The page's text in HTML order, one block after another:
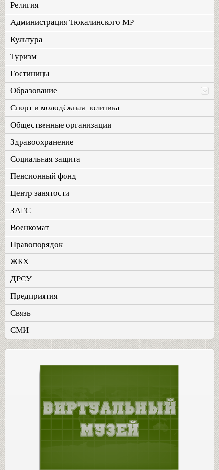
Религия
Администрация Тюкалинского МР
Культура
Туризм
Гостиницы
Образование
Спорт и молодёжная политика
Общественные организации
Здравоохранение
Социальная защита
Пенсионный фонд
Центр занятости
ЗАГС
Военкомат
Правопорядок
ЖКХ
ДРСУ
Предприятия
Связь
СМИ